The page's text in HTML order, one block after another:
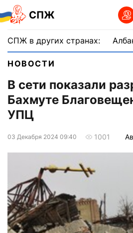
СПЖ
СПЖ в других странах:
НОВОСТИ
В сети показали
Бахмуте
УПЦ
03 Декабря 2024 09:40 1001